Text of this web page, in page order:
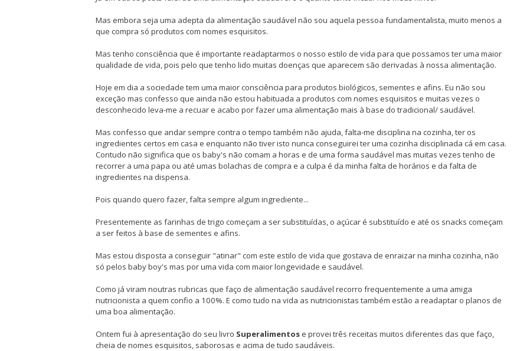
Mas embora seja uma adepta da alimentação saudável não sou aquela pessoa fundamentalista, muito menos a
que compra só produtos com nomes esquisitos.
Mas tenho consciência que é importante readaptarmos o nosso estilo de vida para que possamos ter uma maior
qualidade de vida, pois pelo que tenho lido muitas doenças que aparecem são derivadas à nossa alimentação.
Hoje em dia a sociedade tem uma maior consciência para produtos biológicos, sementes e afins. Eu não sou
exceção mas confesso que ainda não estou habituada a produtos com nomes esquisitos e muitas vezes o
desconhecido leva-me a recuar e acabo por fazer uma alimentação mais à base do tradicional/ saudável.
Mas confesso que andar sempre contra o tempo também não ajuda, falta-me disciplina na cozinha, ter os
ingredientes certos em casa e enquanto não tiver isto nunca conseguirei ter uma cozinha disciplinada cá em casa.
Contudo não significa que os baby's não comam a horas e de uma forma saudável mas muitas vezes tenho de
recorrer a uma papa ou até umas bolachas de compra e a culpa é da minha falta de horários e da falta de
ingredientes na dispensa.
Pois quando quero fazer, falta sempre algum ingrediente...
Presentemente as farinhas de trigo começam a ser substituídas, o açúcar é substituído e até os snacks começam
a ser feitos à base de sementes e afins.
Mas estou disposta a conseguir "atinar" com este estilo de vida que gostava de enraizar na minha cozinha, não
só pelos baby boy's mas por uma vida com maior longevidade e saudável.
Como já viram noutras rubricas que faço de alimentação saudável recorro frequentemente a uma amiga
nutricionista a quem confio a 100%. E como tudo na vida as nutricionistas também estão a readaptar o planos de
uma boa alimentação.
Ontem fui à apresentação do seu livro Superalimentos e provei três receitas muitos diferentes das que faço,
cheia de nomes esquisitos, saborosas e acima de tudo saudáveis.